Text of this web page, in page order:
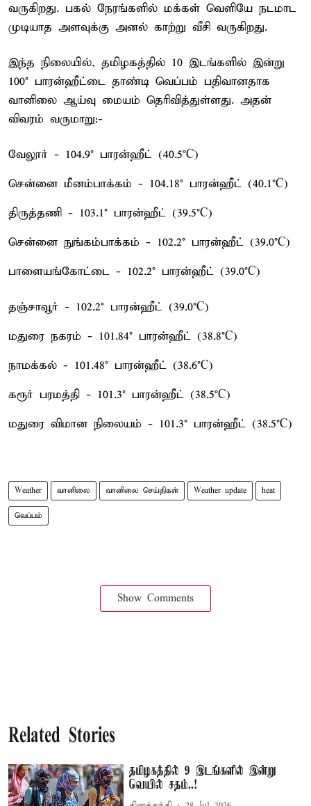
வருகிறது. பகல் நேரங்களில் மக்கள் வெளியே நடமாட
முடியாத அளவுக்கு அனல் காற்று வீசி வருகிறது.
இந்த நிலையில், தமிழகத்தில் 10 இடங்களில் இன்று
100° பாரன்ஹீட்டை தாண்டி வெப்பம் பதிவானதாக
வானிலை ஆய்வு மையம் தெரிவித்துள்ளது. அதன்
விவரம் வருமாறு:-
வேலூர் - 104.9° பாரன்ஹீட் (40.5°C)
சென்னை மீனம்பாக்கம் - 104.18° பாரன்ஹீட் (40.1°C)
திருத்தணி - 103.1° பாரன்ஹீட் (39.5°C)
சென்னை நுங்கம்பாக்கம் - 102.2° பாரன்ஹீட் (39.0°C)
பாளையங்கோட்டை - 102.2° பாரன்ஹீட் (39.0°C)
தஞ்சாவூர் - 102.2° பாரன்ஹீட் (39.0°C)
மதுரை நகரம் - 101.84° பாரன்ஹீட் (38.8°C)
நாமக்கல் - 101.48° பாரன்ஹீட் (38.6°C)
கரூர் பரமத்தி - 101.3° பாரன்ஹீட் (38.5°C)
மதுரை விமான நிலையம் - 101.3° பாரன்ஹீட் (38.5°C)
Weather வானிலை வானிலை செய்திகள் Weather update heat
வெப்பம்
Show Comments
Related Stories
தமிழகத்தில் 9 இடங்களில் இன்று
வெயில் சதம்..!